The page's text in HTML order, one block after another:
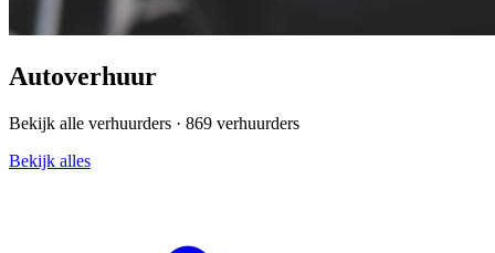
Autoverhuur
Bekijk alle verhuurders · 869 verhuurders
Bekijk alles